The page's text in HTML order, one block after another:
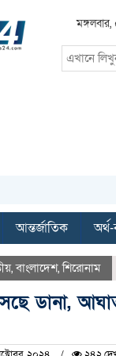
আন্তর্জাতিক
,বাংলাদেশ,শিরোনাম
ডানা,